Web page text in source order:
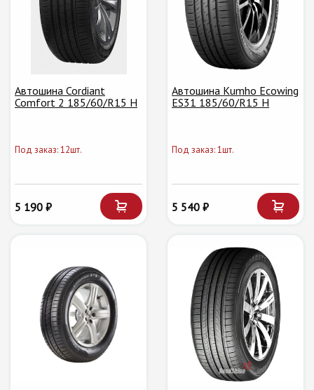
Автошина Cordiant
Comfort 2 185/60/R15 H
Под заказ: 12шт.
5 190 ₽
Автошина Kumho Ecowing
ES31 185/60/R15 H
Под заказ: 1шт.
5 540 ₽